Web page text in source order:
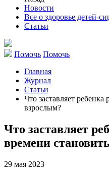
Новости
Все о здоровье детей-
Статьи
Помочь Помочь
Главная
Журнал
Статьи
Что заставляет
взрослым?
Что заставляет
времени
29 мая 2023